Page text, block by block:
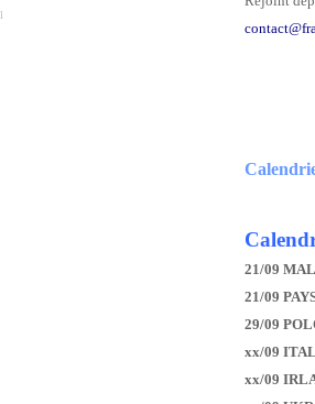
21/09
21/09
29/09
xx/09
xx/09